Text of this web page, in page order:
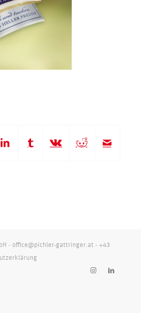
- office@pichler-gattringer.at - +43